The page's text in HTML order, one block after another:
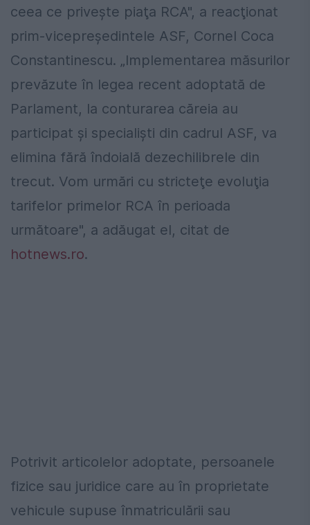
ceea ce priveşte piaţa RCA", a reacţionat
prim-vicepreşedintele ASF, Cornel Coca
Constantinescu. „Implementarea măsurilor
prevăzute în legea recent adoptată de
Parlament, la conturarea căreia au
participat şi specialişti din cadrul ASF, va
elimina fără îndoială dezechilibrele din
trecut. Vom urmări cu stricteţe evoluţia
tarifelor primelor RCA în perioada
următoare", a adăugat el, citat de
hotnews.ro.
Potrivit articolelor adoptate, persoanele
fizice sau juridice care au în proprietate
vehicule supuse înmatriculării sau